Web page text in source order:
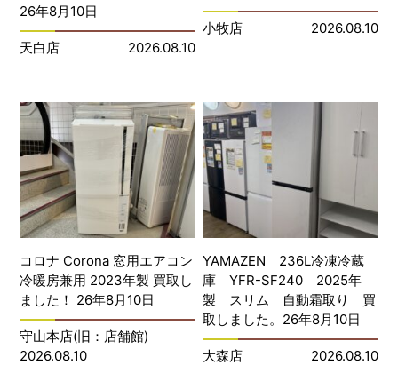
26年8月10日
天白店 2026.08.10
小牧店 2026.08.10
コロナ Corona 窓用エアコン
冷暖房兼用 2023年製 買取し
ました！ 26年8月10日
守山本店(旧：店舗館)
2026.08.10
YAMAZEN 236L冷凍冷蔵
庫 YFR-SF240 2025年
製 スリム 自動霜取り 買
取しました。26年8月10日
大森店 2026.08.10